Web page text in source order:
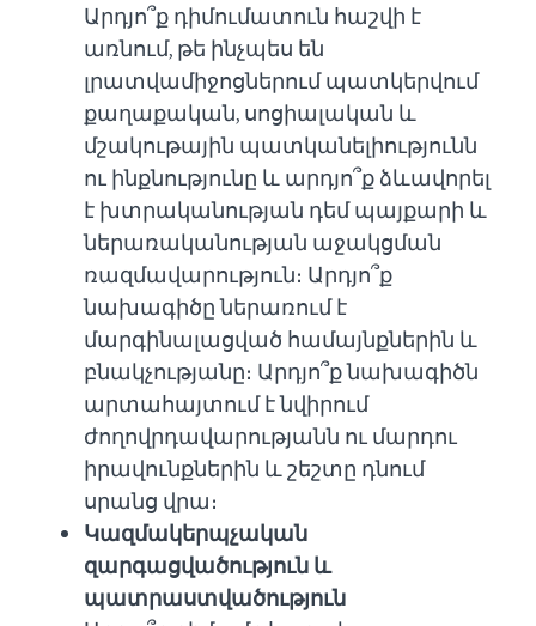
Արդյո՞ք դիմումատուն հաշվի է
առնում, թե ինչպես են
լրատվամիջոցներում պատկերվում
քաղաքական, սոցիալական և
մշակութային պատկանելիությունն
ու ինքնությունը և արդյո՞ք ձևավորել
է խտրականության դեմ պայքարի և
ներառականության աջակցման
ռազմավարություն։ Արդյո՞ք
նախագիծը ներառում է
մարգինալացված համայնքներին և
բնակչությանը։ Արդյո՞ք նախագիծն
արտահայտում է նվիրում
ժողովրդավարությանն ու մարդու
իրավունքներին և շեշտը դնում
սրանց վրա։
Կազմակերպչական
զարգացվածություն և
պատրաստվածություն